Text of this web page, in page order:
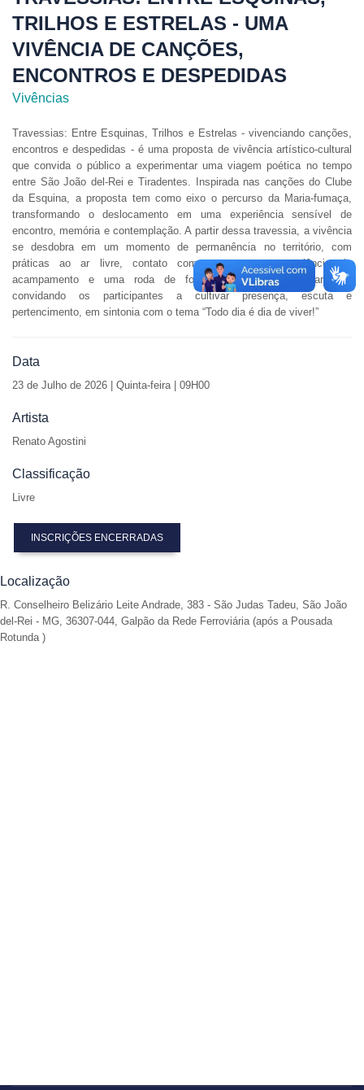
TRILHOS E ESTRELAS - UMA
VIVÊNCIA DE CANÇÕES,
ENCONTROS E DESPEDIDAS
Vivências
Travessias: Entre Esquinas, Trilhos e Estrelas - vivenciando canções,
encontros e despedidas - é uma proposta de vivência artístico-cultural
que convida o público a experimentar uma viagem poética no tempo
entre São João del-Rei e Tiradentes. Inspirada nas canções do Clube
da Esquina, a proposta tem como eixo o percurso da Maria-fumaça,
transformando o deslocamento em uma experiência sensível de
encontro, memória e contemplação. A partir dessa travessia, a vivência
se desdobra em um momento de permanência no território, com
práticas ao ar livre, contato com a natureza, experiência de
acampamento e uma roda de fogueira musical ao entardecer,
convidando os participantes a cultivar presença, escuta e
pertencimento, em sintonia com o tema “Todo dia é dia de viver!”
Data
23 de Julho de 2026 | Quinta-feira | 09H00
Artista
Renato Agostini
Classificação
Livre
INSCRIÇÕES ENCERRADAS
Localização
R. Conselheiro Belizário Leite Andrade, 383 - São Judas Tadeu, São João
del-Rei - MG, 36307-044, Galpão da Rede Ferroviária (após a Pousada
Rotunda )